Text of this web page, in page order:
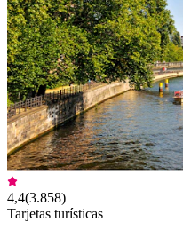
4,4(3.858)
Tarjetas turísticas